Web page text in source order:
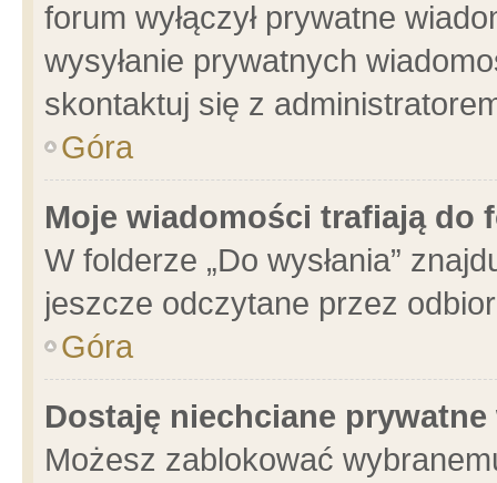
forum wyłączył prywatne
wysyłanie prywatnych
skontaktuj się z
Góra
Moje wiadomości trafiają do
W folderze „Do wysłania”
jeszcze odczytane przez
Góra
Dostaję niechciane
Możesz zablokować